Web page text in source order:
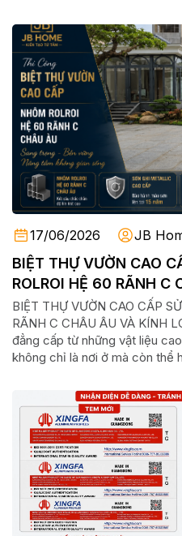
17/06/2026 JB
BIỆT THỰ VƯỜN CAO
ROLROI HỆ 60 RÃNH C
E CẢN NHIỆT
BIỆT THỰ VƯỜN CAO CẤP
RÃNH C CHÂU ÂU VÀ KÍNH
đẳng cấp từ những vật liệu
không chỉ là nơi ở mà còn thể